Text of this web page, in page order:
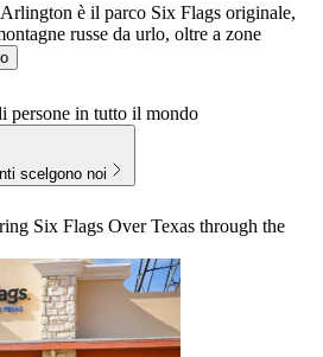
è il parco Six Flags originale,
russe da urlo, oltre a zone
persone in tutto il mondo
scelgono noi
Six Flags Over Texas through the